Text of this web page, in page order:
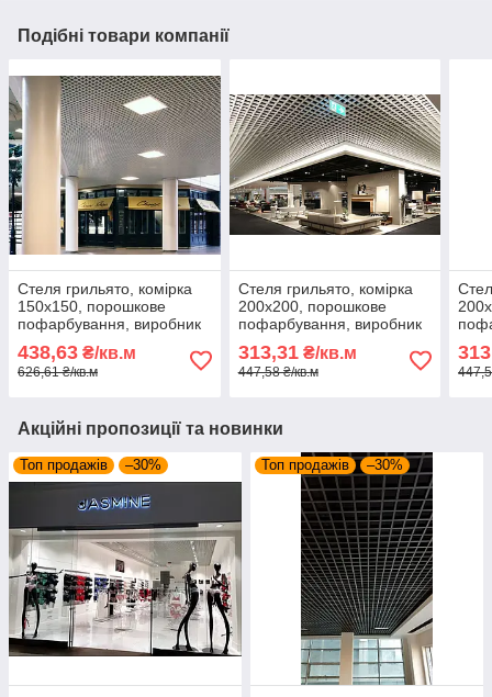
Подібні товари компанії
Стеля грильято, комірка
150х150, порошкове
пофарбування, виробник
АМТТ
438,63 ₴/кв.м
626,61 ₴/кв.м
Стеля грильято, комірка
200х200, порошкове
пофарбування, виробник
АМТТ
313,31₴/кв.м
447,58 ₴/кв.м
Акційні пропозиції та новинки
Топ продажів –30% Топ продажів –30%